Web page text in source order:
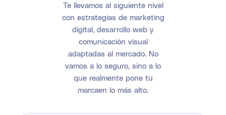
Te llevamos al siguiente nivel
con estrategias de marketing
digital, desarrollo web y
comunicación visual
adaptadas al mercado. No
vamos a lo seguro, sino a lo
que realmente pone tu
marcaen lo más alto.